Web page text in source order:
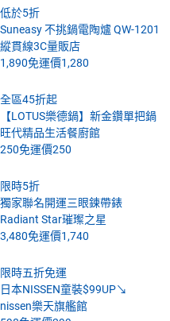
低於5折
Suneasy 不挑鍋電陶爐 QW-1201
縱貫線3C量販店
1,890免運價1,280
全區45折起
【LOTUS樂德鍋】新金鑽單把鍋
旺代精品生活餐廚館
250免運價250
限時5折
獨家聯名開運三眼鍊帶錶
Radiant Star璀璨之星
3,480免運價1,740
限時五折免運
日本NISSEN童裝$99UP↘
nissen樂天旗艦館